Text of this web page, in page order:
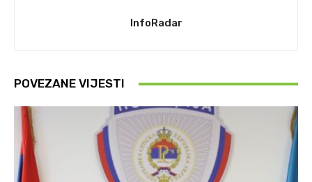
InfoRadar
POVEZANE VIJESTI